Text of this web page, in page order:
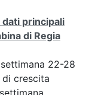
principali
di Regia
22-28
crescita